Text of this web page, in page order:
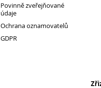
Povinně zveřejňované
údaje
Ochrana oznamovatelů
GDPR